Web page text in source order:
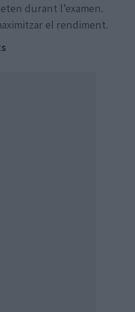
durant l’examen.
el rendiment.